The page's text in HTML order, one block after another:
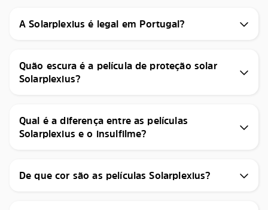
A Solarplexius é legal em Portugal?
Quão escura é a película de proteção solar
Solarplexius?
Qual é a diferença entre as películas
Solarplexius e o insulfilme?
De que cor são as películas Solarplexius?